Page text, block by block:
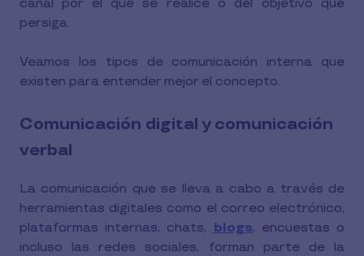
canal por el que se realice o del objetivo que
persiga.
Veamos los tipos de comunicación interna que
existen para entender mejor el concepto.
Comunicación digital y comunicación
verbal
La comunicación que se lleva a cabo a través de
herramientas digitales como el correo electrónico,
plataformas internas, chats, blogs, encuestas o
incluso las redes sociales, forman parte de la